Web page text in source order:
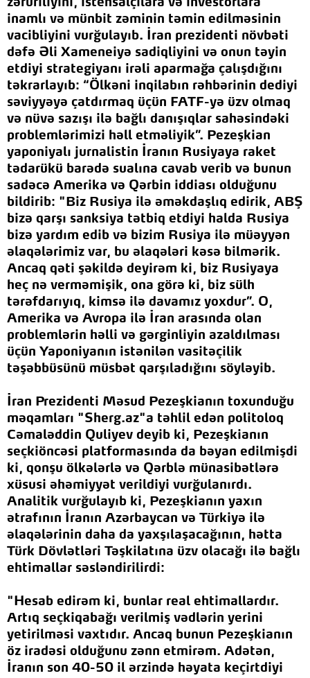
zəruriliyini, istehsalçılara və investorlara
inamlı və münbit zəminin təmin edilməsinin
vacibliyini vurğulayıb. İran prezidenti növbəti
dəfə Əli Xameneiyə sadiqliyini və onun təyin
etdiyi strategiyanı irəli aparmağa çalışdığını
təkrarlayıb: “Ölkəni inqilabın rəhbərinin dediyi
səviyyəyə çatdırmaq üçün FATF-yə üzv olmaq
və nüvə sazışı ilə bağlı danışıqlar sahəsindəki
problemlərimizi həll etməliyik”. Pezeşkian
yaponiyalı jurnalistin İranın Rusiyaya raket
tədarükü barədə sualına cavab verib və bunun
sadəcə Amerika və Qərbin iddiası olduğunu
bildirib: "Biz Rusiya ilə əməkdaşlıq edirik, ABŞ
bizə qarşı sanksiya tətbiq etdiyi halda Rusiya
bizə yardım edib və bizim Rusiya ilə müəyyən
əlaqələrimiz var, bu əlaqələri kəsə bilmərik.
Ancaq qəti şəkildə deyirəm ki, biz Rusiyaya
heç nə verməmişik, ona görə ki, biz sülh
tərəfdarıyıq, kimsə ilə davamız yoxdur”. O,
Amerika və Avropa ilə İran arasında olan
problemlərin həlli və gərginliyin azaldılması
üçün Yaponiyanın istənilən vasitəçilik
təşəbbüsünü müsbət qarşıladığını söyləyib.
İran Prezidenti Məsud Pezeşkianın toxunduğu
məqamları "Sherg.az"a təhlil edən politoloq
Cəmaləddin Quliyev deyib ki, Pezeşkianın
seçkiöncəsi platformasında da bəyan edilmişdi
ki, qonşu ölkələrlə və Qərblə münasibətlərə
xüsusi əhəmiyyət verildiyi vurğulanırdı.
Analitik vurğulayıb ki, Pezeşkianın yaxın
ətrafının İranın Azərbaycan və Türkiyə ilə
əlaqələrinin daha da yaxşılaşacağının, hətta
Türk Dövlətləri Təşkilatına üzv olacağı ilə bağlı
ehtimallar səsləndirilirdi:
"Hesab edirəm ki, bunlar real ehtimallardır.
Artıq seçkiqabağı verilmiş vədlərin yerini
yetirilməsi vaxtıdır. Ancaq bunun Pezeşkianın
öz iradəsi olduğunu zənn etmirəm. Adətən,
İranın son 40-50 il ərzində həyata keçirtdiyi